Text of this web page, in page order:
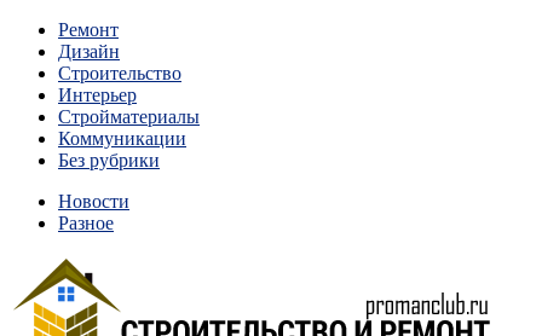
Перейти
содержимому
Ремонт
Дизайн
Строительство
Интерьер
Стройматериалы
Коммуникации
Без рубрики
Новости
Разное